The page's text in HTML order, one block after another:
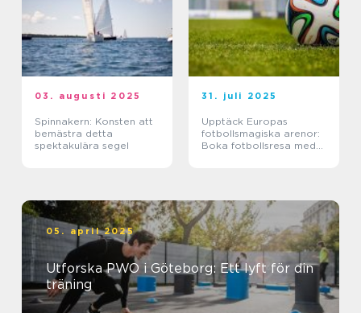
03. augusti 2025
Spinnakern: Konsten att
bemästra detta
spektakulära segel
31. juli 2025
Upptäck Europas
fotbollsmagiska arenor:
Boka fotbollsresa med
05. april 2025
Utforska PWO i Göteborg: Ett lyft för din
träning